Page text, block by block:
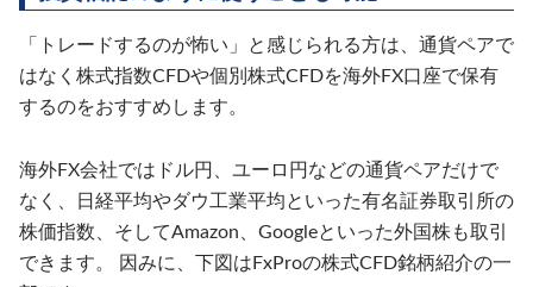
「トレードするのが怖い」と感じられる方は、通貨ペアで
はなく株式指数CFDや個別株式CFDを海外FX口座で保有
するのをおすすめします。
海外FX会社ではドル円、ユーロ円などの通貨ペアだけで
なく、日経平均やダウ工業平均といった有名証券取引所の
株価指数、そしてAmazon、Googleといった外国株も取引
できます。 因みに、下図はFxProの株式CFD銘柄紹介の一